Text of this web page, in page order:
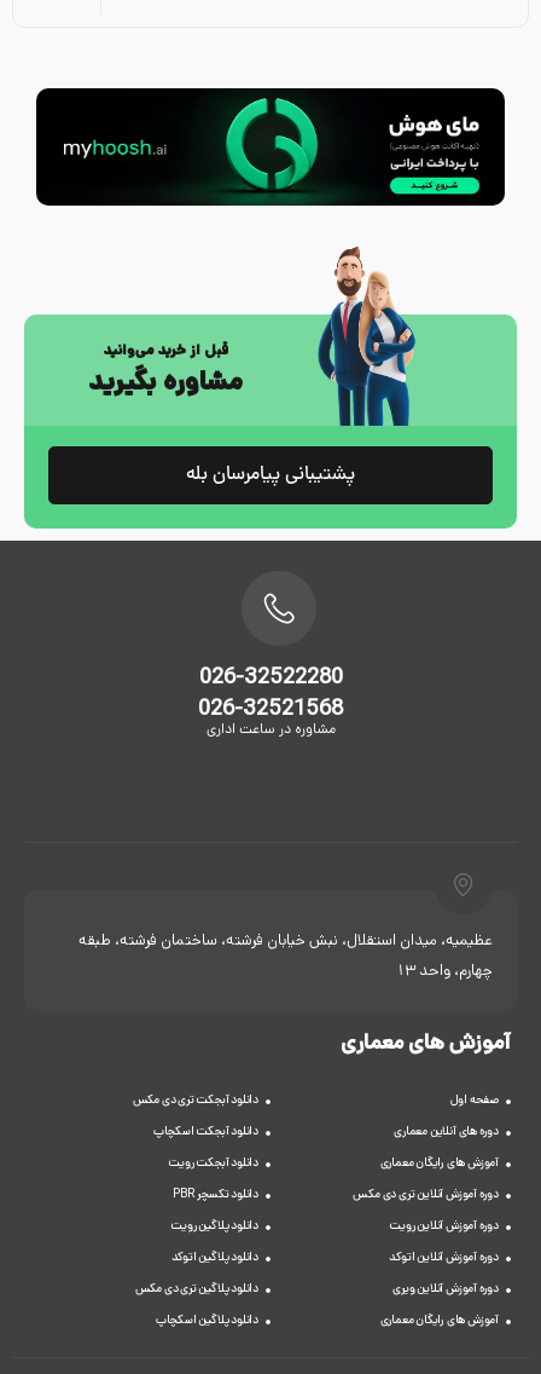
قبل از خرید می‌وانید
مشاوره بگیرید
پشتیبانی پیامرسان بله
026-32522280
026-32521568
مشاوره در ساعت اداری
عظیمیه، میدان استقلال، نبش خیابان فرشته، ساختمان فرشته، طبقه
چهارم، واحد 13
آموزش های معماری
صفحه اول
دوره های آنلاین معماری
آموزش های رایگان معماری
دوره آموزش آنلاین تری دی مکس
دوره آموزش آنلاین رویت
دوره آموزش آنلاین اتوکد
دوره آموزش آنلاین ویری
آموزش های رایگان معماری
دانلود آبجکت تری دی مکس
دانلود آبجکت اسکچاپ
دانلود آبجکت رویت
دانلود تکسچر PBR
دانلود پلاگین رویت
دانلود پلاگین اتوکد
دانلود پلاگین تری دی مکس
دانلود پلاگین اسکچاپ